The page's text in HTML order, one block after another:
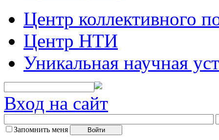
Центр коллективного
Центр НТИ
Уникальная научная
Вход на сайт
Запомнить меня